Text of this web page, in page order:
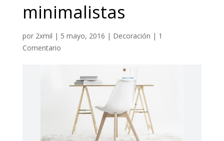
minimalistas
por 2xmil | 5 mayo, 2016 | Decoración | 1
Comentario